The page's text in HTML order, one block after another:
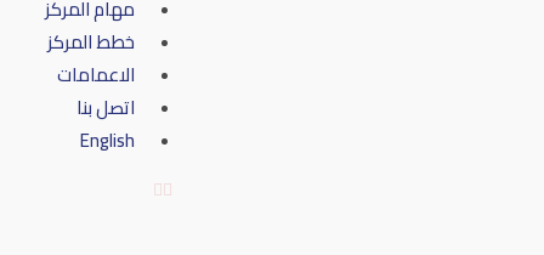
مهام المركز
خطط المركز
الاعمامات
اتصل بنا
English